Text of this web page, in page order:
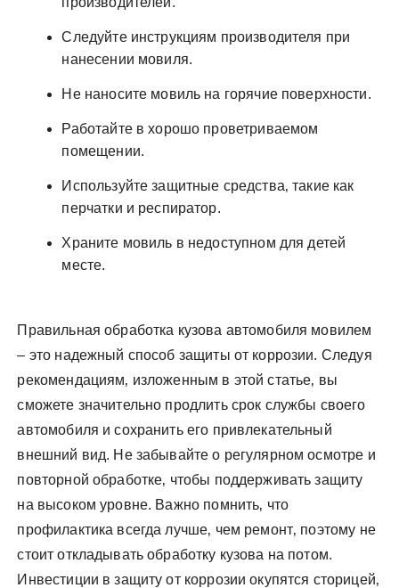
Следуйте инструкциям производителя при
нанесении мовиля.
Не наносите мовиль на горячие поверхности.
Работайте в хорошо проветриваемом
помещении.
Используйте защитные средства‚ такие как
перчатки и респиратор.
Храните мовиль в недоступном для детей
месте.
Правильная обработка кузова автомобиля мовилем
– это надежный способ защиты от коррозии. Следуя
рекомендациям‚ изложенным в этой статье‚ вы
сможете значительно продлить срок службы своего
автомобиля и сохранить его привлекательный
внешний вид. Не забывайте о регулярном осмотре и
повторной обработке‚ чтобы поддерживать защиту
на высоком уровне. Важно помнить‚ что
профилактика всегда лучше‚ чем ремонт‚ поэтому не
стоит откладывать обработку кузова на потом.
Инвестиции в защиту от коррозии окупятся сторицей‚